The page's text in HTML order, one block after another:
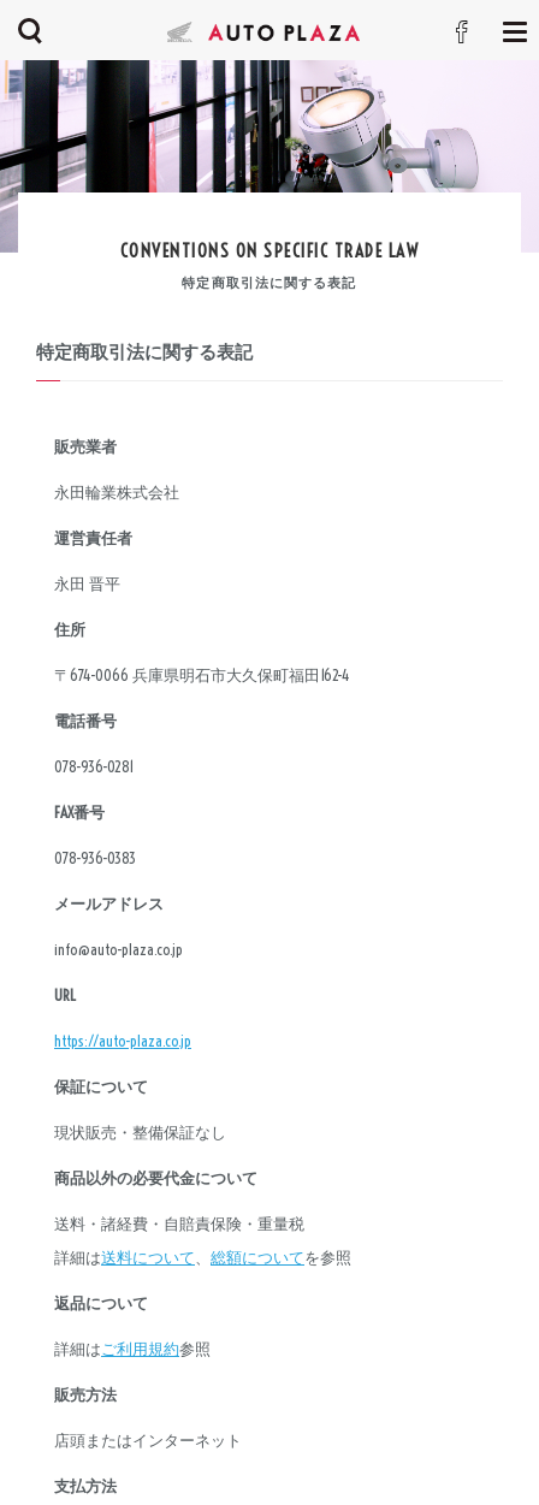
CONVENTIONS ON SPECIFIC TRADE LAW
特定商取引法に関する表記
特定商取引法に関する表記
販売業者
永田輪業株式会社
運営責任者
永田 晋平
住所
〒674-0066 兵庫県明石市大久保町福田162-4
電話番号
078-936-0281
FAX番号
078-936-0383
メールアドレス
info@auto-plaza.co.jp
URL
https://auto-plaza.co.jp
保証について
現状販売・整備保証なし
商品以外の必要代金について
送料・諸経費・自賠責保険・重量税
詳細は送料について 総額についてを参照
返品について
詳細は ご利用規約参照
販売方法
店頭またはインターネット
支払方法
明石店
タイプ